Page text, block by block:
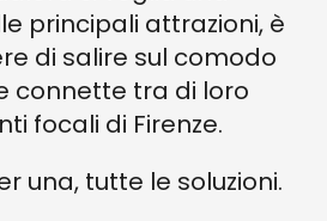
principali attrazioni, è
di salire sul comodo
connette tra di loro
focali di Firenze.
una, tutte le soluzioni.